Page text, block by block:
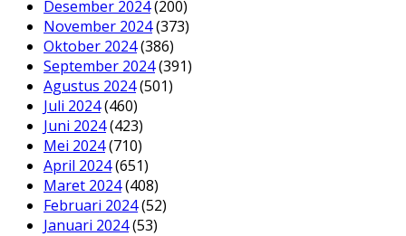
Desember 2024(200)
November 2024(373)
Oktober 2024(386)
September 2024(391)
Agustus 2024(501)
Juli 2024(460)
Juni 2024(423)
Mei 2024(710)
April 2024(651)
Maret 2024(408)
Februari 2024(52)
Januari 2024(53)